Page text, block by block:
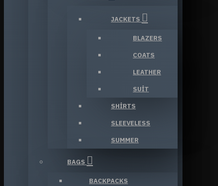
JACKETS
BLAZERS
COATS
LEATHER
SUIT
SHIRTS
SLEEVELESS
SUMMER
BAGS
BACKPACKS